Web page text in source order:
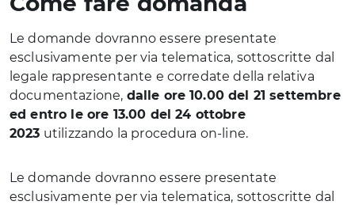
Le domande dovranno essere presentate
esclusivamente per via telematica, sottoscritte dal
legale rappresentante e corredate della relativa
documentazione, dalle ore 10.00 del 21 settembre
ed entro le ore 13.00 del 24 ottobre
2023 utilizzando la procedura on-line.
Le domande dovranno essere presentate
esclusivamente per via telematica, sottoscritte dal